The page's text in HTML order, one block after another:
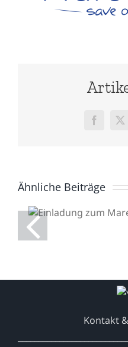
Facebook
X
Ähnliche Beiträge
Kontakt